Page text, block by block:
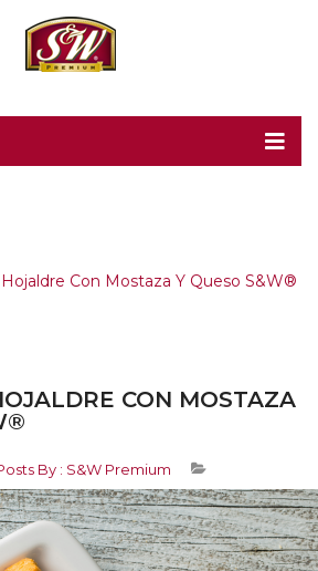
Con Mostaza Y Queso S&W®
CON MOSTAZA
By : S&W Premium